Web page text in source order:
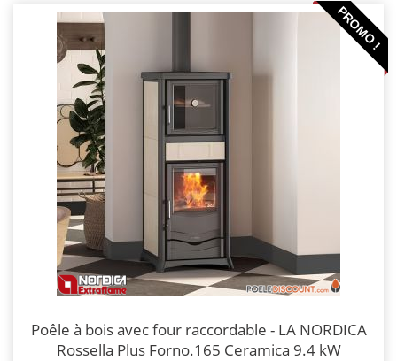
PROMO !
Poêle à bois avec four raccordable - LA NORDICA
Rossella Plus Forno.165 Ceramica 9.4 kW